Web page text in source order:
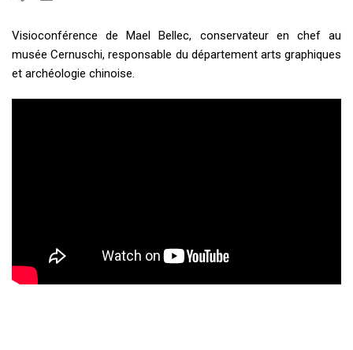
Visioconférence de Mael Bellec, conservateur en chef au
musée Cernuschi, responsable du département arts graphiques
et archéologie chinoise.